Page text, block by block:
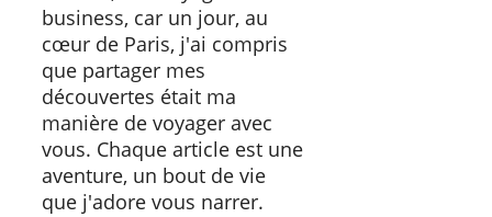
business, car un jour, au
cœur de Paris, j'ai compris
que partager mes
découvertes était ma
manière de voyager avec
vous. Chaque article est une
aventure, un bout de vie
que j'adore vous narrer.